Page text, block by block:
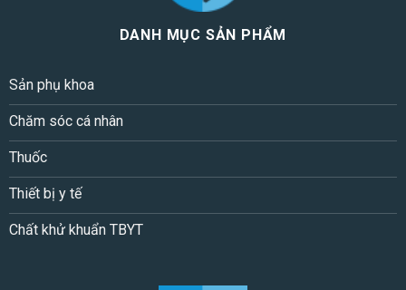
DANH MỤC SẢN PHẨM
Sản phụ khoa
Chăm sóc cá nhân
Thuốc
Thiết bị y tế
Chất khử khuẩn TBYT